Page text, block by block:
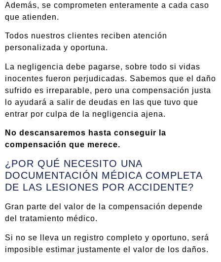
Además, se comprometen enteramente a cada caso
que atienden.
Todos nuestros clientes reciben atención
personalizada y oportuna.
La negligencia debe pagarse, sobre todo si vidas
inocentes fueron perjudicadas. Sabemos que el daño
sufrido es irreparable, pero una compensación justa
lo ayudará a salir de deudas en las que tuvo que
entrar por culpa de la negligencia ajena.
No descansaremos hasta conseguir la
compensación que merece.
¿POR QUÉ NECESITO UNA
DOCUMENTACIÓN MÉDICA COMPLETA
DE LAS LESIONES POR ACCIDENTE?
Gran parte del valor de la compensación depende
del tratamiento médico.
Si no se lleva un registro completo y oportuno, será
imposible estimar justamente el valor de los daños.